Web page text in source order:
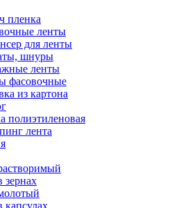
пленка
ленты
для ленты
шнуры
ленты
фасовочные
из картона
полиэтиленовая
лента
зернах
капсулах